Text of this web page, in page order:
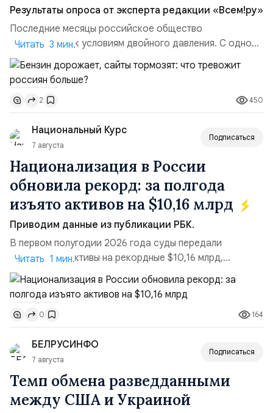
Результаты опроса от эксперта редакции «Всем!ру»
Последние месяцы российское общество
адаптируется к условиям двойного давления. С одной
стороны, происходит рост цен на товары первой
необходимости, инфляция и локальные сбои в
поставках бензина. А с другой – технологическая
турбулентность: перебои в работе интернета,
блокировки сайтов, необходимость осваивать VPN и
российские платформы.Что из этого бье...
Читать 3 мин.
2 450
Национальный Курс
7 августа
Подписаться
Национализация в России
обновила рекорд: за полгода
изъято активов на $10,16 млрд
Приводим данные из публикации РБК.
В первом полугодии 2026 года суды передали
государству активы на рекордные $10,16 млрд,
подсчитали аналитики AK&M. Это в 2,5 раза больше,
чем за аналогичный период 2025 года ($3,95 млрд).
Всего зафиксировано 15 национализационных
транзакций, которые обеспечили 42,2% денежного
объёма всего российского рынка слияний и
поглощений. Крупнейшей ...
Читать 1 мин.
0 164
БЕЛРУСИНФО
7 августа
Подписаться
Темп обмена разведданными
между США и Украиной